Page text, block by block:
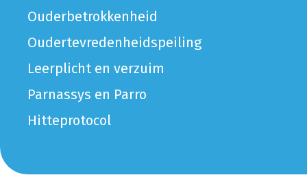
Ouderbetrokkenheid
Oudertevredenheidspeiling
Leerplicht en verzuim
Parnassys en Parro
Hitteprotocol